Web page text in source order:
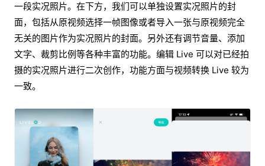
一段实况照片。在下方，我们可以单独设置实况照片的封
面，包括从原视频选择一帧图像或者导入一张与原视频完全
无关的图片作为实况照片的封面。另外还有调节音量、添加
文字、裁剪比例等各种丰富的功能。编辑 Live 可以对已经拍
摄的实况照片进行二次创作，功能方面与视频转换 Live 较为
一致。